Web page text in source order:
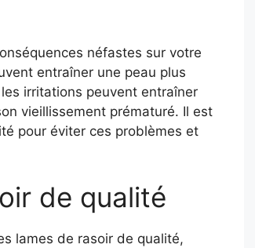
néfastes sur votre
entraîner une peau plus
irritations peuvent entraîner
vieillissement prématuré. Il est
pour éviter ces problèmes et
de qualité
lames de rasoir de qualité,